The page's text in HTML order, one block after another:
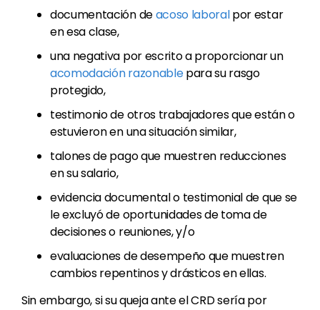
documentación deacoso laboralpor estar
en esa clase,
una negativa por escrito a proporcionar un
acomodación razonablepara su rasgo
protegido,
testimonio de otros trabajadores que están o
estuvieron en una situación similar,
talones de pago que muestren reducciones
en su salario,
evidencia documental o testimonial de que se
le excluyó de oportunidades de toma de
decisiones o reuniones, y/o
evaluaciones de desempeño que muestren
cambios repentinos y drásticos en ellas.
Sin embargo, si su queja ante el CRD sería por